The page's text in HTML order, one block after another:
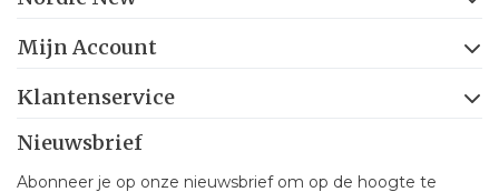
Mijn Account
Klantenservice
Nieuwsbrief
Abonneer je op onze nieuwsbrief om op de hoogte te